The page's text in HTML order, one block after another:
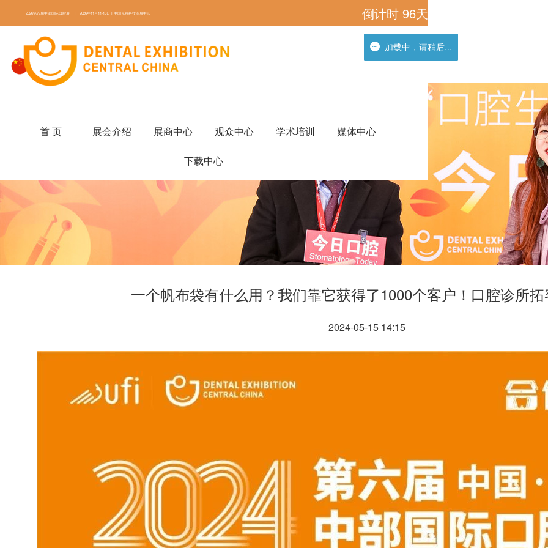
2026第八届中部国际口腔展 | 2026年11月11-13日丨中国光谷科技会展中心 倒计时 96天
首 页 展会介绍 展商中心 观众中心 学术培训 媒体中心
下载中心
一个帆布袋有什么用？我们靠它获得了1000个客户！口腔诊所
2024-05-15 14:15
加载中，请稍后...
加载中，请稍后...